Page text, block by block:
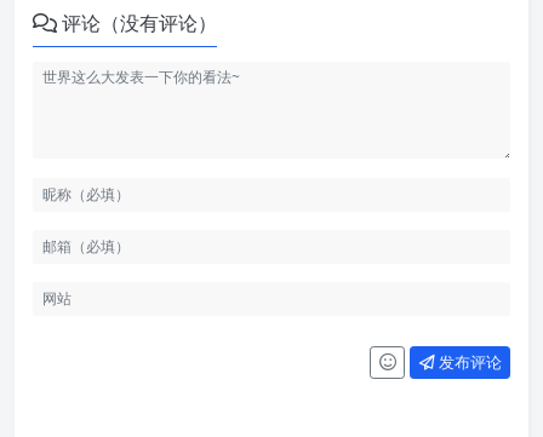
评论（没有评论）
发布评论